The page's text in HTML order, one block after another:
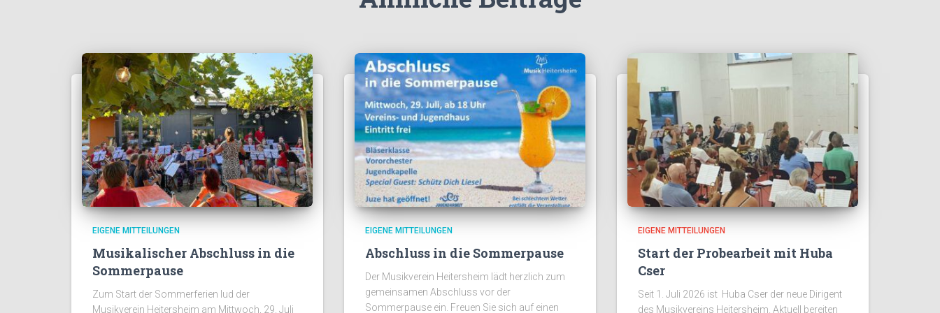
EIGENE MITTEILUNGEN
Musikalischer Abschluss in die
Sommerpause
Zum Start der Sommerferien lud der
Musikverein Heitersheim am Mittwoch, 29. Juli
EIGENE MITTEILUNGEN
Abschluss in die Sommerpause
Der Musikverein Heitersheim lädt herzlich zum
gemeinsamen Abschluss vor der
Sommerpause ein. Freuen Sie sich auf einen
EIGENE MITTEILUNGEN
Start der Probearbeit mit Huba
Cser
Seit 1. Juli 2026 ist Huba Cser der neue Dirigent
des Musikvereins Heitersheim. Aktuell bereiten